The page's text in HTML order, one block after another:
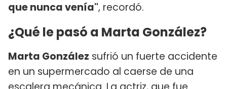
que nunca venía", recordó.
¿Qué le pasó a Marta González?
Marta González sufrió un fuerte accidente
en un supermercado al caerse de una